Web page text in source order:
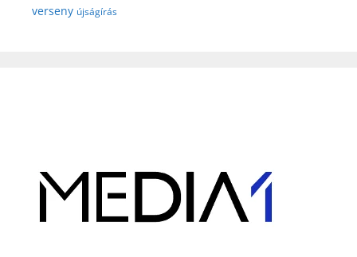
verseny újságírás